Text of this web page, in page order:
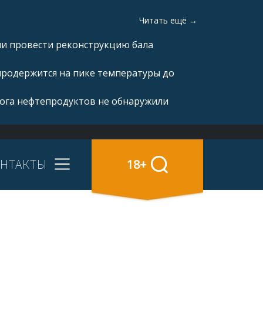
Читать ещё →
провести реконструкцию бала
на пике температуры до
нефтепродуктов не обнаружили
18+